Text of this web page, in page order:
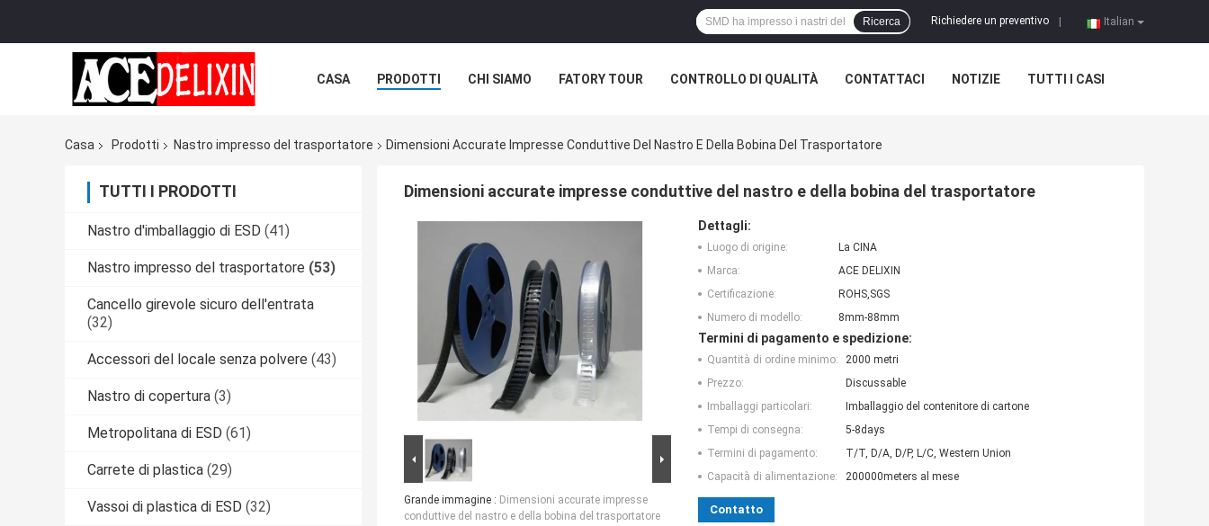
Italian
Richiedere un preventivo
Ricerca
CASA PRODOTTI CHI SIAMO FATORY TOUR CONTROLLO DI QUALITÀ CONTATTACI NOTIZIE TUTTI I CASI
Casa Prodotti Nastro impresso del trasportatore Dimensioni Accurate Impresse Conduttive Del Nastro E Della Bobina Del Trasportatore
TUTTI I PRODOTTI
Nastro d'imballaggio di ESD (41)
Nastro impresso del trasportatore (53)
Cancello girevole sicuro dell'entrata
(32)
Accessori del locale senza polvere (43)
Nastro di copertura (3)
Metropolitana di ESD (61)
Carrete di plastica (29)
Vassoi di plastica di ESD (32)
Dimensioni accurate impresse conduttive del nastro e della bobina del trasportatore
Grande immagine : Dimensioni accurate impresse
conduttive del nastro e della bobina del trasportatore
Dettagli:
Luogo di origine:
La CINA
Marca:
ACE DELIXIN
Certificazione:
ROHS,SGS
Numero di modello:
8mm-88mm
Termini di pagamento e spedizione:
Quantità di ordine minimo:
2000 metri
Prezzo:
Discussable
Imballaggi particolari:
Imballaggio del contenitore di cartone
Tempi di consegna:
5-8days
Termini di pagamento:
T/T, D/A, D/P, L/C, Western Union
Capacità di alimentazione:
200000meters al mese
Contatto